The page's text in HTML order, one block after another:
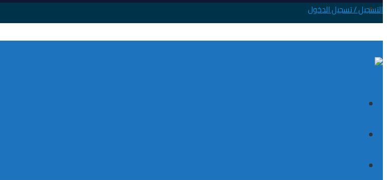
التسجيل / تسجيل الدخول